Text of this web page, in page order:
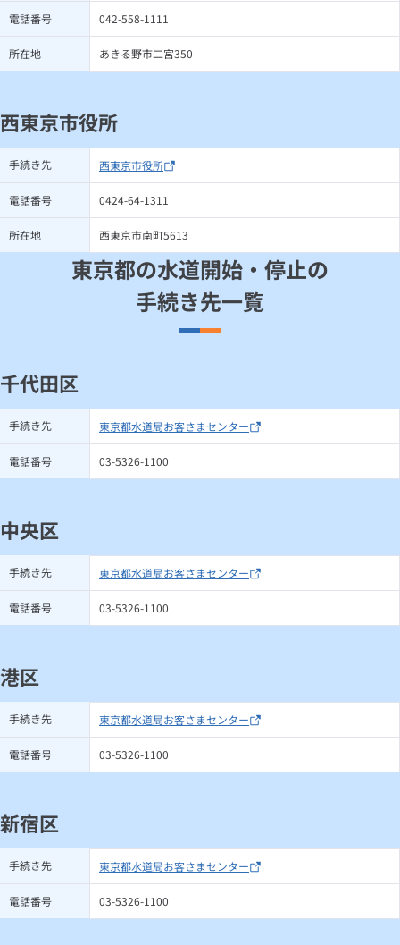
電話番号 042-558-1111
所在地 あきる野市二宮350
西東京市役所
手続き先 西東京市役所
電話番号 0424-64-1311
所在地 西東京市南町5613
東京都の水道開始・停止の
手続き先一覧
千代田区
手続き先 東京都水道局お客さまセンター
電話番号 03-5326-1100
中央区
手続き先 東京都水道局お客さまセンター
電話番号 03-5326-1100
港区
手続き先 東京都水道局お客さまセンター
電話番号 03-5326-1100
新宿区
手続き先 東京都水道局お客さまセンター
電話番号 03-5326-1100